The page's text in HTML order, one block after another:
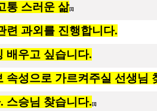
통 스러운 삶[1]
련 과외를 진행합니다.
배우고 싶습니다.
속성으로 가르켜주실 선생님
스승님 찾습니다. [1]